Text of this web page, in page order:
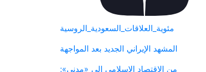
مئوية_العلاقات_السعودية_الروسية
المشهد الإيراني الجديد بعد المواجهة
من الاقتصاد الإسلامي إلى «مدني»: